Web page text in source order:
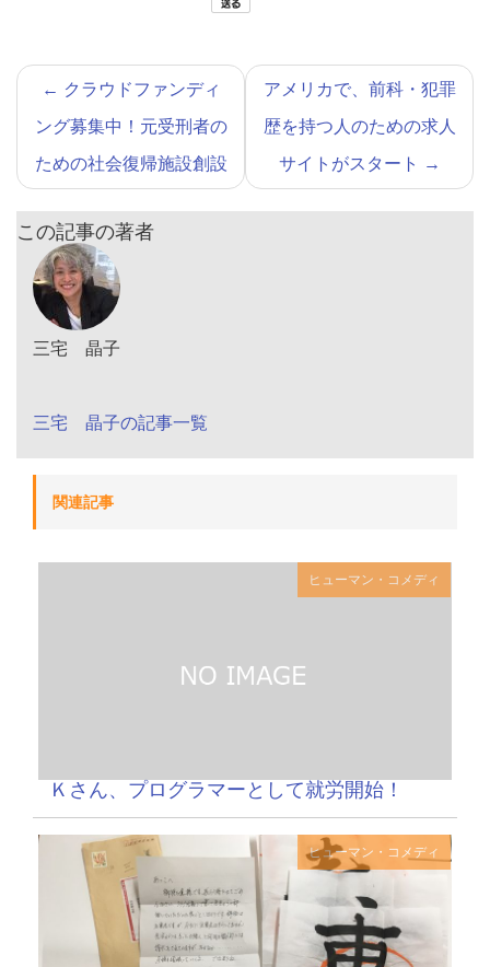
← クラウドファンディ
ング募集中！元受刑者の
ための社会復帰施設創設
アメリカで、前科・犯罪
歴を持つ人のための求人
サイトがスタート
→
この記事の著者
三宅 晶子
三宅 晶子の記事一覧
関連記事
ヒューマン・コメディ
Ｋさん、プログラマーとして就労開始！
ヒューマン・コメディ